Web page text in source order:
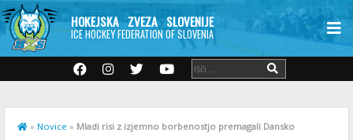
HOKEJSKA ZVEZA SLOVENIJE
ICE HOCKEY FEDERATION OF SLOVENIA
» Novice » Mladi risi z izjemno borbenostjo premagali Dansko